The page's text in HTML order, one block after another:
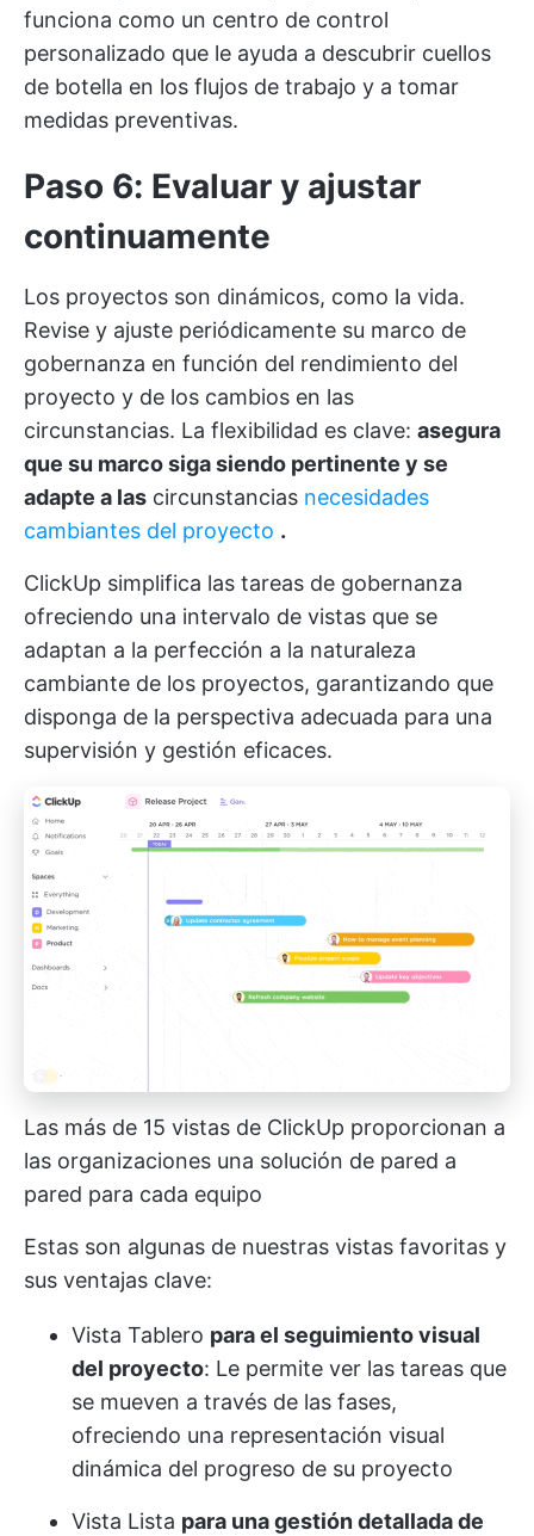
funciona como un centro de control
personalizado que le ayuda a descubrir cuellos
de botella en los flujos de trabajo y a tomar
medidas preventivas.
Paso 6: Evaluar y ajustar
continuamente
Los proyectos son dinámicos, como la vida.
Revise y ajuste periódicamente su marco de
gobernanza en función del rendimiento del
proyecto y de los cambios en las
circunstancias. La flexibilidad es clave: asegura
que su marco siga siendo pertinente y se
adapte a las circunstancias necesidades
cambiantes del proyecto .
ClickUp simplifica las tareas de gobernanza
ofreciendo una intervalo de vistas que se
adaptan a la perfección a la naturaleza
cambiante de los proyectos, garantizando que
disponga de la perspectiva adecuada para una
supervisión y gestión eficaces.
Las más de 15 vistas de ClickUp proporcionan a
las organizaciones una solución de pared a
pared para cada equipo
Estas son algunas de nuestras vistas favoritas y
sus ventajas clave:
Vista Tablero para el seguimiento visual
del proyecto: Le permite ver las tareas que
se mueven a través de las fases,
ofreciendo una representación visual
dinámica del progreso de su proyecto
Vista Lista para una gestión detallada de